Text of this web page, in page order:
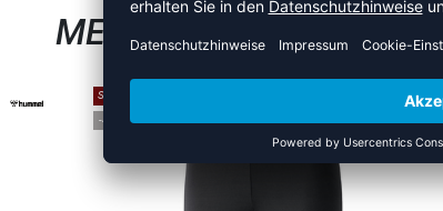
MEHR AUS DER
SALE
-40%